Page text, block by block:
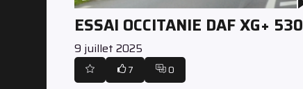
ESSAI OCCITANIE DAF XG+ 530
9 juillet 2025
7 0